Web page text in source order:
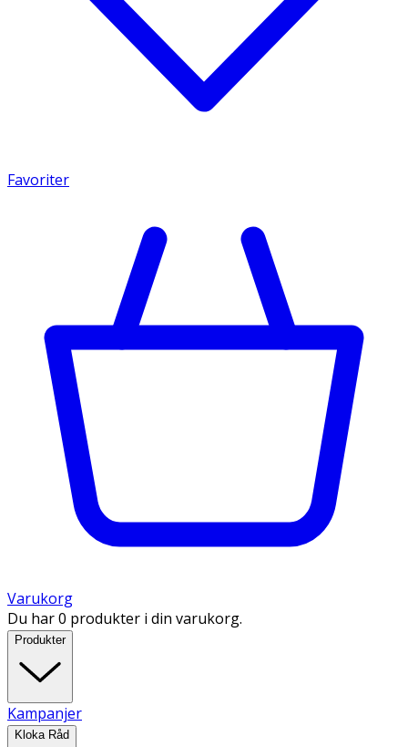
Favoriter
Varukorg
Du har 0 produkter i din varukorg.
Produkter
Kampanjer
Kloka Råd